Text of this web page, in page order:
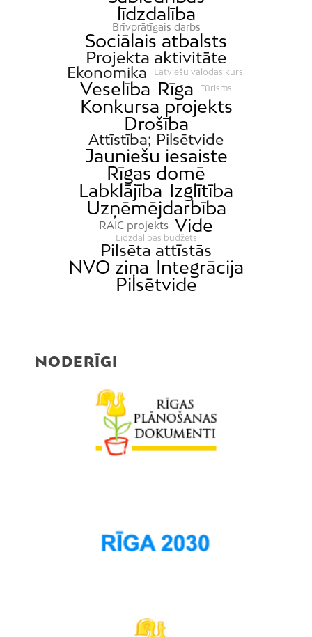
līdzdalība
Brīvprātīgais darbs
Sociālais atbalsts
Projekta aktivitāte
Ekonomika Latviešu valodas kursi
Veselība Rīga Tūrisms
Konkursa projekts
Drošība
Attīstība; Pilsētvide
Jauniešu iesaiste
Rīgas domē
Labklājība Izglītība
Uzņēmējdarbība
RAIC projekts Vide
Līdzdalības budžets
Pilsēta attīstās
NVO ziņa Integrācija
Pilsētvide
NODERĪGI